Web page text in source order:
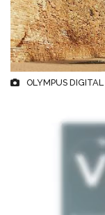
OLYMPUS